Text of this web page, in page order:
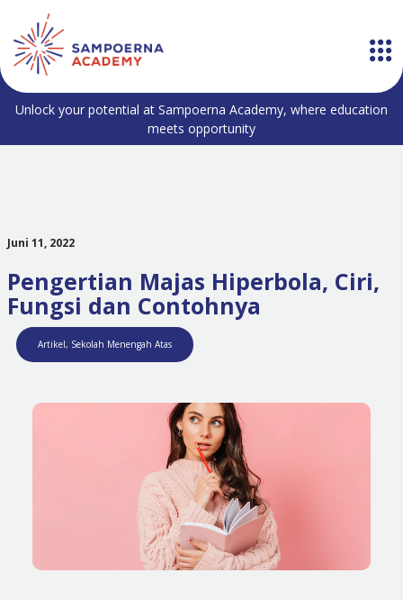
Unlock your potential at Sampoerna Academy, where education
meets opportunity
Juni 11, 2022
Pengertian Majas Hiperbola, Ciri,
Fungsi dan Contohnya
Artikel, Sekolah Menengah Atas